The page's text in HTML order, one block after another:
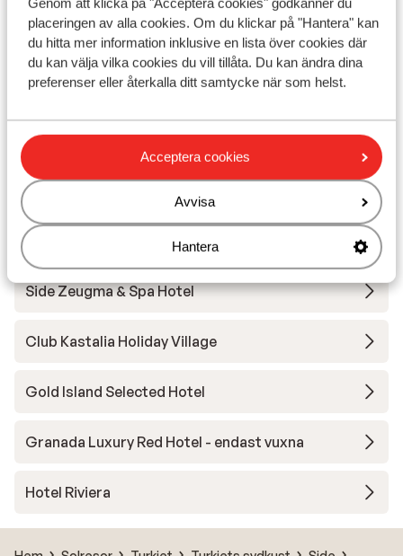
Genom att klicka på "Acceptera cookies" godkänner du
placeringen av alla cookies. Om du klickar på "Hantera" kan
du hitta mer information inklusive en lista över cookies där
du kan välja vilka cookies du vill tillåta. Du kan ändra dina
preferenser eller återkalla ditt samtycke när som helst.
Acceptera cookies
Avvisa
Hantera
Kirman Belazur Resort & Spa Hotel
Monart City Hotel
My Home Apartments
Panorama Hotel
Ramira City Hotel - endast vuxna
Side Zeugma & Spa Hotel
Club Kastalia Holiday Village
Gold Island Selected Hotel
Granada Luxury Red Hotel - endast vuxna
Hotel Riviera